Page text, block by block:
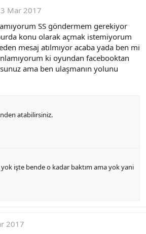
Mar 2017
SS göndermem gerekiyor
konu olarak açmak istemiyorum
mesaj atılmıyor acaba yada ben mi
ki oyundan facebooktan
ama ben ulaşmanın yolunu
atabilirsiniz.
işte bende o kadar baktım ama yok yani
2017